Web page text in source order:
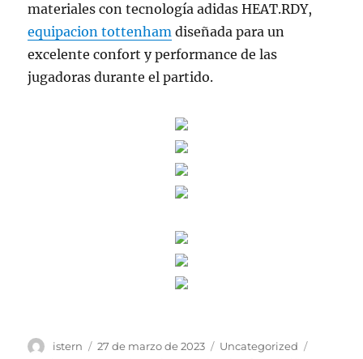
materiales con tecnología adidas HEAT.RDY,
equipacion tottenham diseñada para un
excelente confort y performance de las
jugadoras durante el partido.
Autor
istern
Publicado
27 de marzo de 2023 Categorías
Uncategorized